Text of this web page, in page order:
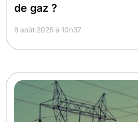
de gaz ?
8 août 2025 à 10h37